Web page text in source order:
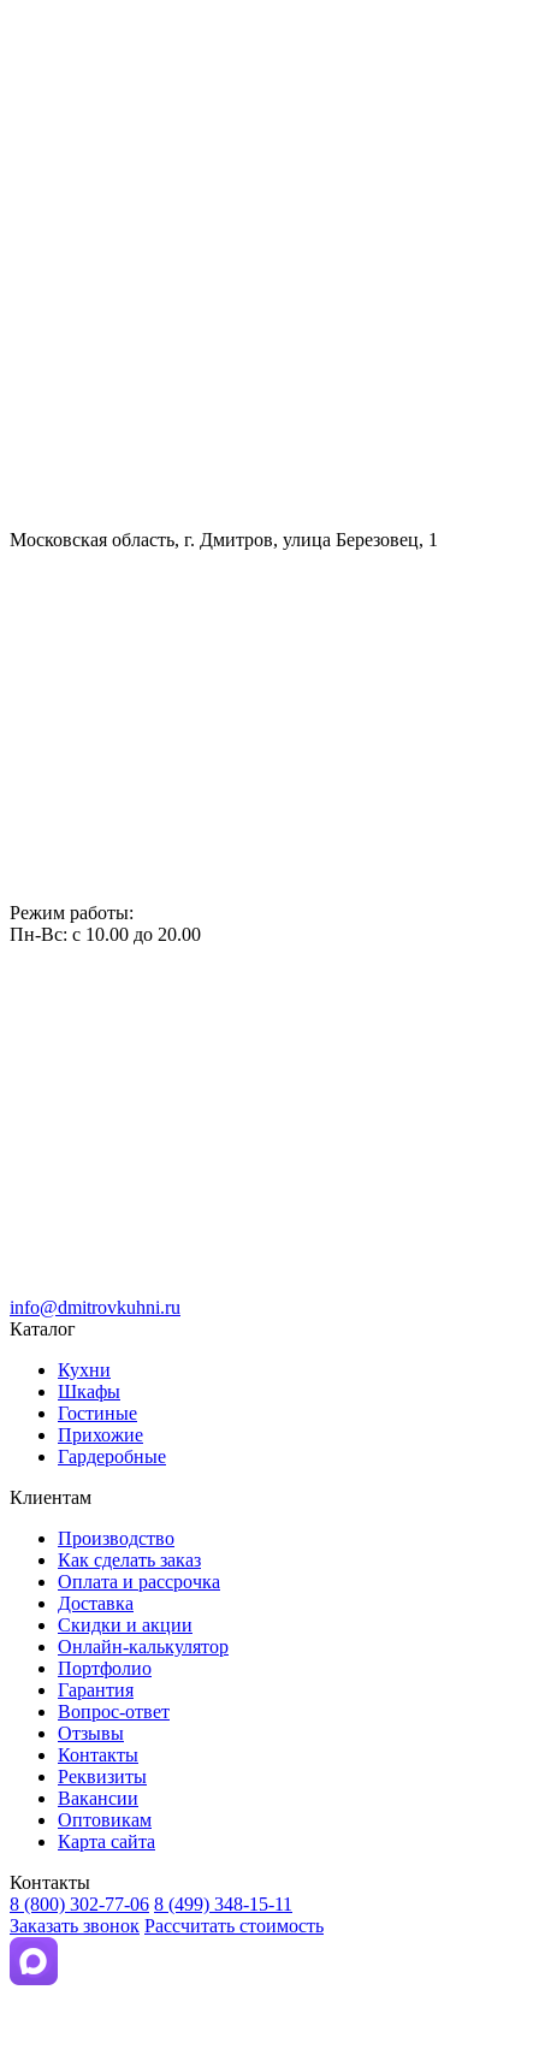
Московская область, г. Дмитров, улица Березовец, 1
Режим работы:
Пн-Вс: с 10.00 до 20.00
info@dmitrovkuhni.ru
Каталог
Кухни
Шкафы
Гостиные
Прихожие
Гардеробные
Клиентам
Производство
Как сделать заказ
Оплата и рассрочка
Доставка
Скидки и акции
Онлайн-калькулятор
Портфолио
Гарантия
Вопрос-ответ
Отзывы
Контакты
Реквизиты
Вакансии
Оптовикам
Карта сайта
Контакты
8 (800) 302-77-06 8 (499) 348-15-11
Заказать звонок Рассчитать стоимость